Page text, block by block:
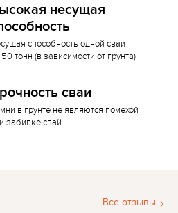
несущая
способность одной сваи
тонн (в зависимости от грунта)
сваи
в грунте не являются помехой
забивке свай
Все отзывы